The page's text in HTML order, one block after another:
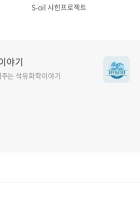
S-oil 샤힌프로젝트
야기
는 석유화학이야기